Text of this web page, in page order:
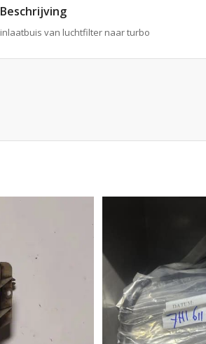
Beschrijving
inlaatbuis van luchtfilter naar turbo